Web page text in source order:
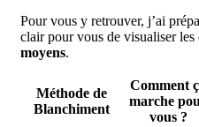
Pour vous y retrouver, j’ai
clair pour vous de visualiser
moyens.
Méthode de
Blanchiment
Comment
marche
vous ?